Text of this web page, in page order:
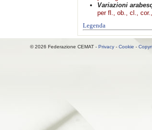
Variazioni
per fl., ob., cl.,
Legenda
© 2026 Federazione CEMAT - Privacy- Cookie -